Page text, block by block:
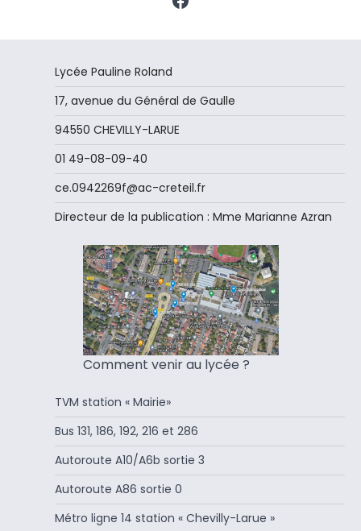
Lycée Pauline Roland
17, avenue du Général de Gaulle
94550 CHEVILLY-LARUE
01 49-08-09-40
ce.0942269f@ac-creteil.fr
Directeur de la publication : Mme Marianne Azran
Comment venir au lycée ?
TVM station « Mairie»
Bus 131, 186, 192, 216 et 286
Autoroute A10/A6b sortie 3
Autoroute A86 sortie 0
Métro ligne 14 station « Chevilly-Larue »